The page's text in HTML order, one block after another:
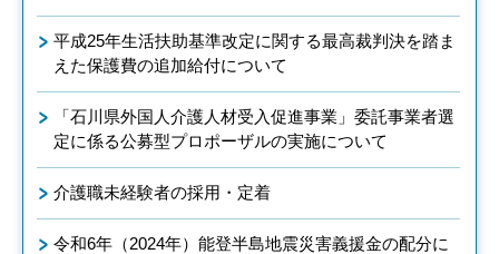
平成25年生活扶助基準改定に関する最高裁判決を踏ま
えた保護費の追加給付について
「石川県外国人介護人材受入促進事業」委託事業者選
定に係る公募型プロポーザルの実施について
介護職未経験者の採用・定着
令和6年（2024年）能登半島地震災害義援金の配分に